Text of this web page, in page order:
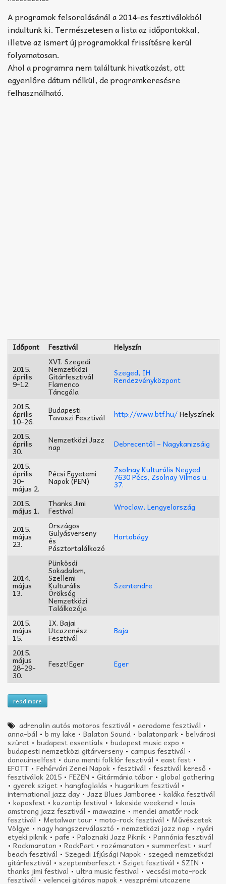
TABok
Improvizáció
A programok felsorolásánál a 2014-es fesztiválokból
indultunk ki. Természetesen a lista az időpontokkal,
illetve az ismert új programokkal frissítésre kerül
folyamatosan.
Ahol a programra nem találtunk hivatkozást, ott
egyenlőre dátum nélkül, de programkeresésre
felhasználható.
Időpont Fesztivál
Helyszín
2015.
április
9-12.
XVI. Szegedi
Nemzetközi
Gitárfesztivál
Flamenco
Táncgála
Szeged, IH
Rendezvényközpont
2015.
április
10-26.
Budapesti
Tavaszi Fesztivál http://www.btf.hu/Helyszínek
2015.
április
30.
Nemzetközi Jazz
nap
Debrecentől – Nagykanizsáig
2015.
április
30-
május 2.
Pécsi Egyetemi
Napok (PEN)
Zsolnay Kulturális Negyed
7630 Pécs, Zsolnay Vilmos u.
37.
2015.
május 1.
Thanks Jimi
Festival
Wroclaw, Lengyelország
2015.
május
23.
Országos
Gulyásverseny
és
Pásztortalálkozó
Hortobágy
2014.
május
13.
Pünkösdi
Sokadalom,
Szellemi
Kulturális
Örökség
Nemzetközi
Találkozója
Szentendre
2015.
május
15.
IX. Bajai
Utcazenész
Fesztivál
Baja
2015.
május
28-29-
30.
Feszt!Eger Eger
read more
adrenalin autós motoros fesztivál •aerodome fesztivál •
anna-bál • b my lake • Balaton Sound • balatonpark • belvárosi
szüret • budapest essentials • budapest music expo •
budapesti nemzetközi gitárverseny • campus fesztivál •
donauinselfest • duna menti folklór fesztivál • east fest •
EFOTT • Fehérvári Zenei Napok • fesztivál • fesztivál kereső •
fesztiválok 2015 • FEZEN • Gitármánia tábor • global gathering
• gyerek sziget • hangfoglalás • hugarikum fesztivál •
international jazz day• Jazz Blues Jamboree • kaláka fesztivál
• kaposfest •kazantip festival • lakeside weekend • louis
amstrong jazz fesztivál • mawazine • mendei amatőr rock
fesztivál•Metalwar tour • moto-rock fesztivál • Művészetek
Völgye • nagy hangszerválasztó • nemzetközi jazz nap • nyári
etyeki piknik• pafe• Paloznaki Jazz Piknik • Pannónia fesztivál
• Rockmaraton • RockPart • rozémaraton • summerfest • surf
beach fesztivál • Szegedi Ifjúsági Napok • szegedi nemzetközi
gitárfesztivál • szeptemberfeszt • Sziget fesztivál • SZIN •
thanks jimi festival • ultra music festival • vecsési moto-rock
fesztivál • velencei gitáros napok • veszprémi utcazene